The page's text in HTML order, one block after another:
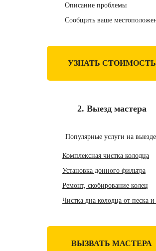
Описание проблемы
Сообщить ваше
УЗНАТЬ СТОИМОСТЬ
2. Выезд мастера
Популярные услуги на
Комплексная чистка колодца
Установка донного фильтра
Ремонт, скобирование колец
Чистка дна колодца от песка
ВЫЗВАТЬ МАСТЕРА